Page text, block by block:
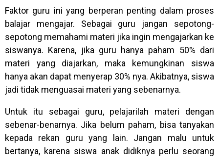
Faktor guru ini yang berperan penting dalam proses
balajar mengajar. Sebagai guru jangan sepotong-
sepotong memahami materi jika ingin mengajarkan ke
siswanya. Karena, jika guru hanya paham 50% dari
materi yang diajarkan, maka kemungkinan siswa
hanya akan dapat menyerap 30% nya. Akibatnya, siswa
jadi tidak menguasai materi yang sebenarnya.
Untuk itu sebagai guru, pelajarilah materi dengan
sebenar-benarnya. Jika belum paham, bisa tanyakan
kepada rekan guru yang lain. Jangan malu untuk
bertanya, karena siswa anak didiknya perlu seorang